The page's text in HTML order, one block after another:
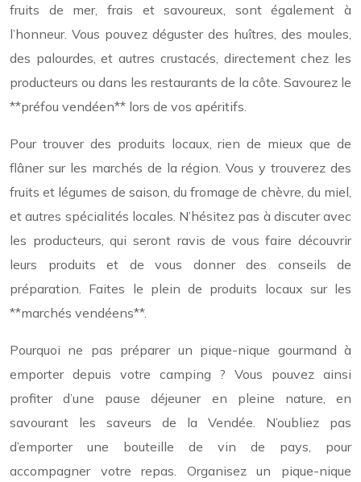
fruits de mer, frais et savoureux, sont également à
l’honneur. Vous pouvez déguster des huîtres, des moules,
des palourdes, et autres crustacés, directement chez les
producteurs ou dans les restaurants de la côte. Savourez le
**préfou vendéen** lors de vos apéritifs.
Pour trouver des produits locaux, rien de mieux que de
flâner sur les marchés de la région. Vous y trouverez des
fruits et légumes de saison, du fromage de chèvre, du miel,
et autres spécialités locales. N’hésitez pas à discuter avec
les producteurs, qui seront ravis de vous faire découvrir
leurs produits et de vous donner des conseils de
préparation. Faites le plein de produits locaux sur les
**marchés vendéens**.
Pourquoi ne pas préparer un pique-nique gourmand à
emporter depuis votre camping ? Vous pouvez ainsi
profiter d’une pause déjeuner en pleine nature, en
savourant les saveurs de la Vendée. N’oubliez pas
d’emporter une bouteille de vin de pays, pour
accompagner votre repas. Organisez un pique-nique